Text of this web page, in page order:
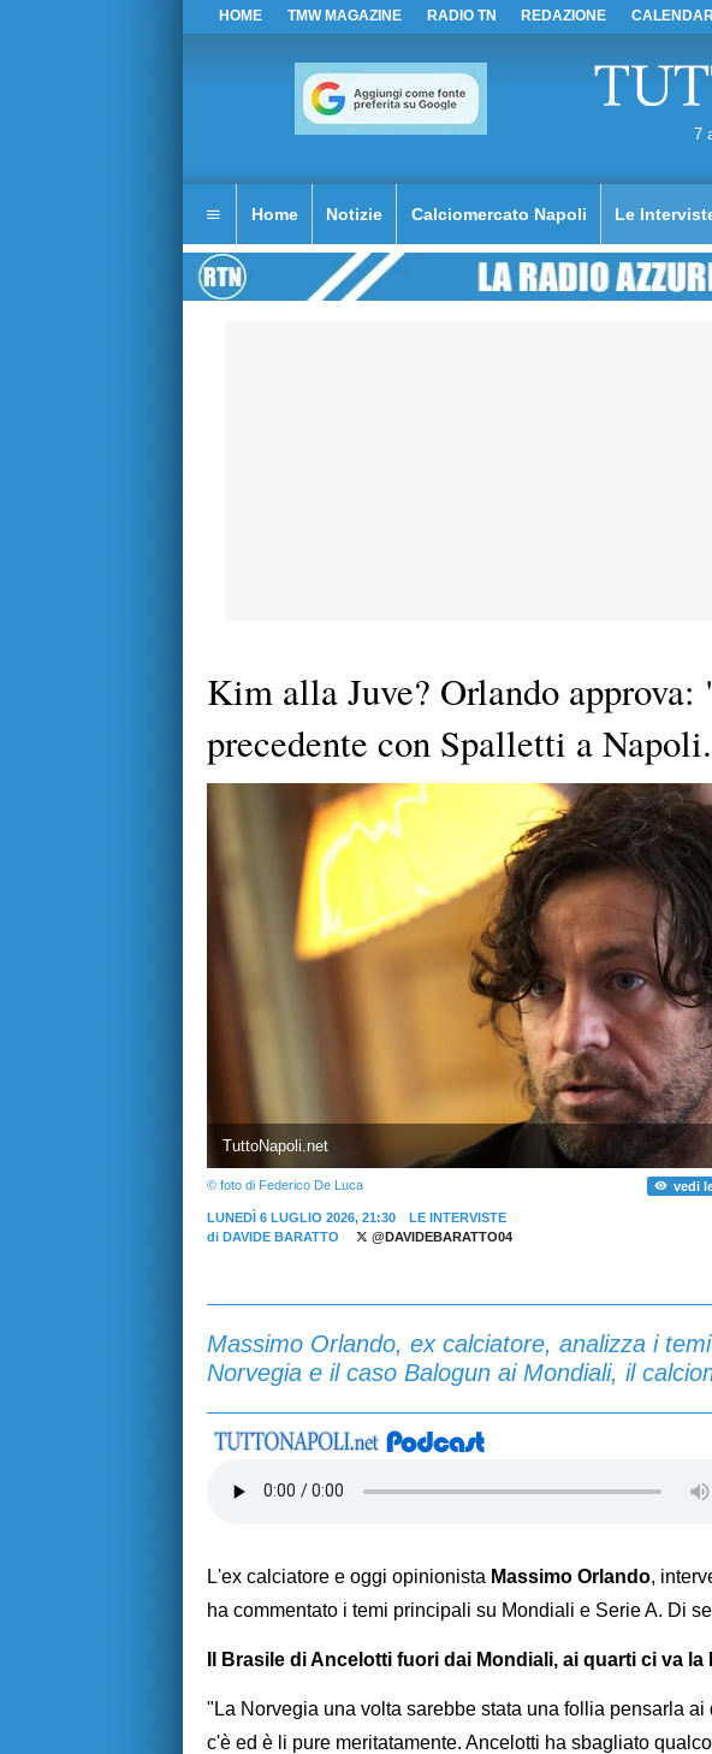
HOME TMW MAGAZINE RADIO TN REDAZIONE
7
Home Notizie Calciomercato Napoli Le
Kim alla Juve? Orlando approva:
precedente con Spalletti a
TuttoNapoli.net
© foto di Federico De Luca vedi
LUNEDÌ 6 LUGLIO 2026, 21:30
LE INTERVISTE
di DAVIDE BARATTO @DAVIDEBARATTO04
Massimo Orlando, ex calciatore, analizza i
Norvegia e il caso Balogun ai Mondiali, il
L'ex calciatore e oggi opinionista Massimo Orlando,
ha commentato i temi principali su Mondiali e Serie A. Di
Il Brasile di Ancelotti fuori dai Mondiali, ai quarti ci va la
"La Norvegia una volta sarebbe stata una follia pensarla
c'è ed è li pure meritatamente. Ancelotti ha sbagliato